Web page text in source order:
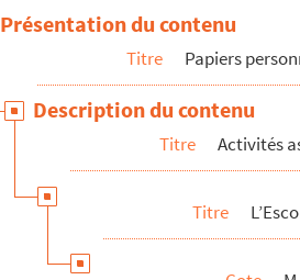
Présentation du contenu
Titre Papiers
Description du contenu
Titre Activités
Titre